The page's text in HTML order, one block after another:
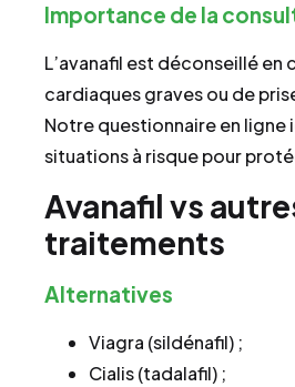
Importance de la
L’avanafil est déconseillé en
cardiaques graves ou de
Notre questionnaire en ligne
situations à risque pour
Avanafil vs
traitements
Alternatives
Viagra (sildénafil) ;
Cialis (tadalafil) ;